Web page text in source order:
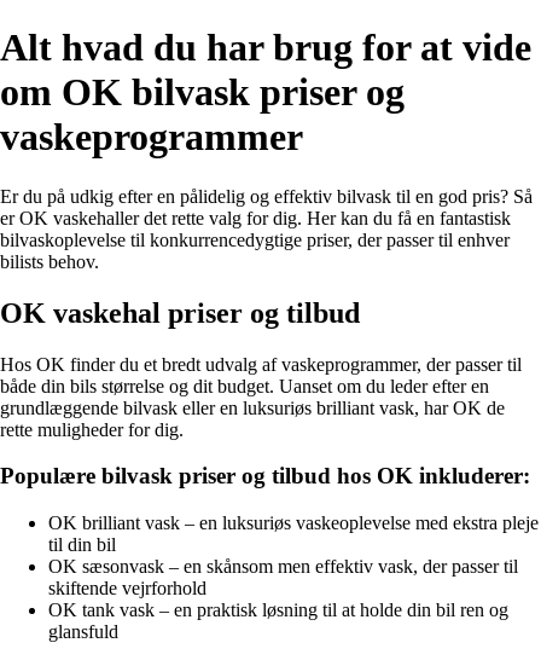
Alt hvad du har brug for at vide
om OK bilvask priser og
vaskeprogrammer
Er du på udkig efter en pålidelig og effektiv bilvask til en god pris? Så
er OK vaskehaller det rette valg for dig. Her kan du få en fantastisk
bilvaskoplevelse til konkurrencedygtige priser, der passer til enhver
bilists behov.
OK vaskehal priser og tilbud
Hos OK finder du et bredt udvalg af vaskeprogrammer, der passer til
både din bils størrelse og dit budget. Uanset om du leder efter en
grundlæggende bilvask eller en luksuriøs brilliant vask, har OK de
rette muligheder for dig.
Populære bilvask priser og tilbud hos OK inkluderer:
OK brilliant vask – en luksuriøs vaskeoplevelse med ekstra pleje
til din bil
OK sæsonvask – en skånsom men effektiv vask, der passer til
skiftende vejrforhold
OK tank vask – en praktisk løsning til at holde din bil ren og
glansfuld